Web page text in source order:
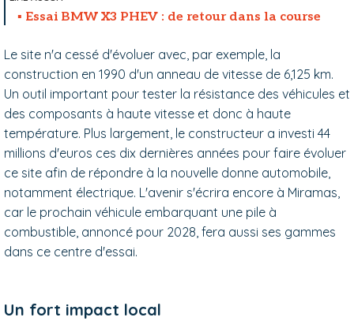
Essai BMW X3 PHEV : de retour dans la course
Le site n'a cessé d'évoluer avec, par exemple, la
construction en 1990 d'un anneau de vitesse de 6,125 km.
Un outil important pour tester la résistance des véhicules et
des composants à haute vitesse et donc à haute
température. Plus largement, le constructeur a investi 44
millions d'euros ces dix dernières années pour faire évoluer
ce site afin de répondre à la nouvelle donne automobile,
notamment électrique. L'avenir s'écrira encore à Miramas,
car le prochain véhicule embarquant une pile à
combustible, annoncé pour 2028, fera aussi ses gammes
dans ce centre d'essai.
Un fort impact local